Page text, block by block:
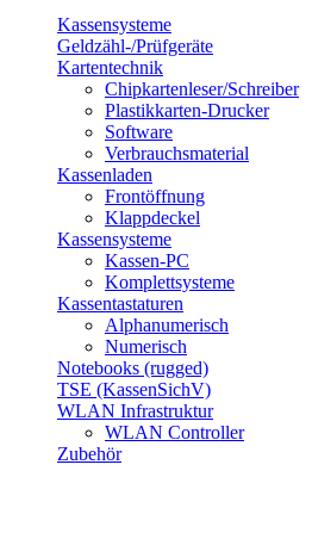
Kassensysteme
Geldzähl-/Prüfgeräte
Kartentechnik
Chipkartenleser/Schreiber
Plastikkarten-Drucker
Software
Verbrauchsmaterial
Kassenladen
Frontöffnung
Klappdeckel
Kassensysteme
Kassen-PC
Komplettsysteme
Kassentastaturen
Alphanumerisch
Numerisch
Notebooks (rugged)
TSE (KassenSichV)
WLAN Infrastruktur
WLAN Controller
Zubehör